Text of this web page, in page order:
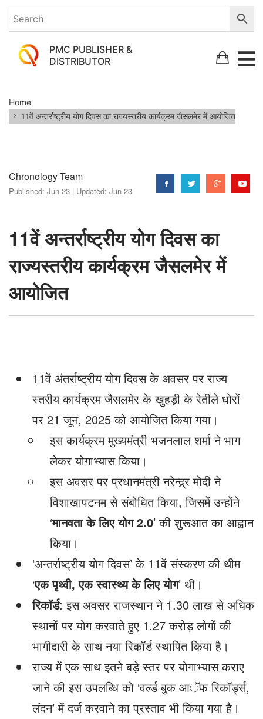
PMC PUBLISHER &
DISTRIBUTOR
अन्तर्राष्ट्रीय
योग
राज्यस्तरीय
आयोजित
Home
11वें अन्तर्राष्ट्रीय योग दिवस का राज्यस्तरीय कार्यक्रम जैसलमेर में आयोजित
Chronology Team
Published: Jun 23 | Updated: Jun 23
11वें अन्तर्राष्ट्रीय योग दिवस का
राज्यस्तरीय कार्यक्रम जैसलमेर में
आयोजित
11वें अंतर्राष्ट्रीय योग दिवस के अवसर पर राज्य
स्तरीय कार्यक्रम जैसलमेर के खुहड़ी के रेतीले धोरों
पर 21 जून, 2025 को आयोजित किया गया।
इस कार्यक्रम मुख्यमंत्री भजनलाल शर्मा ने भाग
लेकर योगाभ्यास किया।
इस अवसर पर प्रधानमंत्री नरेन्द्र्र मोदी ने
विशाखापटनम से संबोधित किया, जिसमें उन्होंने
‘मानवता के लिए योग 2.0’ की शुरूआत का आह्वान
किया।
‘अन्तर्राष्ट्रीय योग दिवस’ के 11वें संस्करण की थीम
‘एक पृथ्वी, एक स्वास्थ्य के लिए योग’ थी।
रिकॉर्ड: इस अवसर राजस्थान ने 1.30 लाख से अधिक
स्थानों पर योग करवाते हुए 1.27 करोड़ लोगों की
भागीदारी के साथ नया रिकॉर्ड स्थापित किया है।
राज्य में एक साथ इतने बड़े स्तर पर योगाभ्यास कराए
जाने की इस उपलब्धि को ‘वर्ल्ड बुक आॅफ रिकॉर्ड्स,
लंदन’ में दर्ज करवाने का प्रस्ताव भी किया गया है।